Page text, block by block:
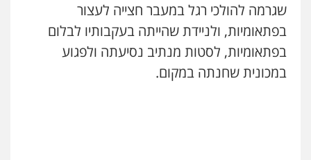
שגרמה להולכי רגל במעבר חצייה לעצור
בפתאומיות, ולניידת שהייתה בעקבותיו לבלום
בפתאומיות, לסטות מנתיב נסיעתה ולפגוע
במכונית שחנתה במקום.